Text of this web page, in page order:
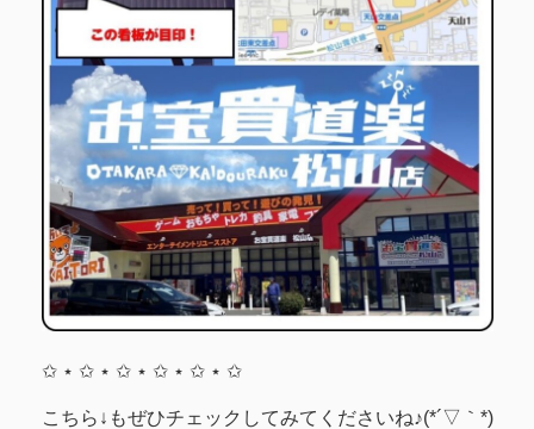
✩ ⋆ ✩ ⋆ ✩ ⋆ ✩ ⋆ ✩ ⋆ ✩
こちら↓もぜひチェックしてみてくださいね♪(*´▽｀*)